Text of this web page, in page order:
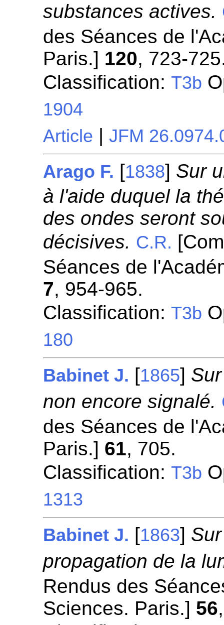
substances actives.
des Séances de
Paris.] 120, 723-
Classification:T3b
1904
Article |JFM
Arago F. [1838] Sur
à l'aide duquel la
des ondes seront
décisives. C.R.
Séances de
7, 954-965.
Classification:T3b
180
Babinet J. [1865]
non encore signalé.
des Séances de
Paris.] 61, 705.
Classification:T3b
1313
Babinet J. [1863]
propagation de la
Rendus des
Sciences. Paris.] 56